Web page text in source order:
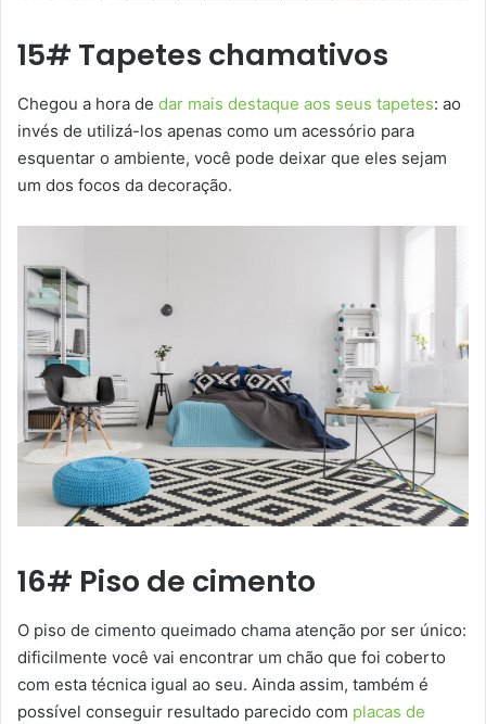
15# Tapetes chamativos
Chegou a hora de dar mais destaque aos seus tapetes: ao
invés de utilizá-los apenas como um acessório para
esquentar o ambiente, você pode deixar que eles sejam
um dos focos da decoração.
16# Piso de cimento
O piso de cimento queimado chama atenção por ser único:
dificilmente você vai encontrar um chão que foi coberto
com esta técnica igual ao seu. Ainda assim, também é
possível conseguir resultado parecido com placas de